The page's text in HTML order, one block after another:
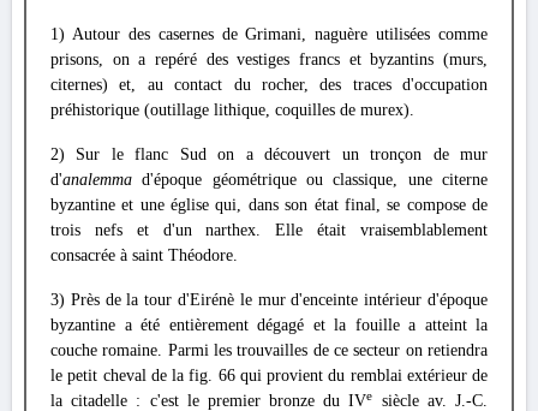
1) Autour des casernes de Grimani, naguère utilisées comme
prisons, on a repéré des vestiges francs et byzantins (murs,
citernes) et, au contact du rocher, des traces d'occupation
préhistorique (outillage lithique, coquilles de murex).
2) Sur le flanc Sud on a découvert un tronçon de mur
d'analemma d'époque géométrique ou classique, une citerne
byzantine et une église qui, dans son état final, se compose de
trois nefs et d'un narthex. Elle était vraisemblablement
consacrée à saint Théodore.
3) Près de la tour d'Eirénè le mur d'enceinte intérieur d'époque
byzantine a été entièrement dégagé et la fouille a atteint la
couche romaine. Parmi les trouvailles de ce secteur on retiendra
le petit cheval de la fig. 66 qui provient du remblai extérieur de
la citadelle : c'est le premier bronze du IVe siècle av. J.-C.